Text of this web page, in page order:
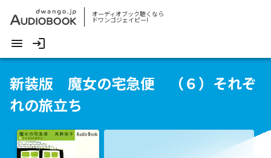
オーディオブック聴くなら
ドワンゴジェイピー!
新装版 魔女の宅急便 （６）それぞ
れの旅立ち